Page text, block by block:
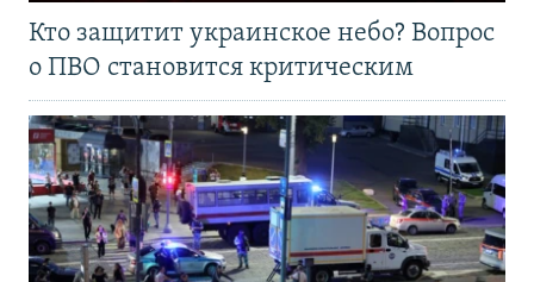
Кто защитит украинское небо? Вопрос
о ПВО становится критическим